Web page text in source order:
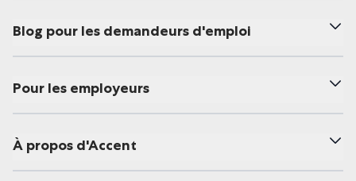
Blog pour les demandeurs d'emploi
Pour les employeurs
À propos d'Accent